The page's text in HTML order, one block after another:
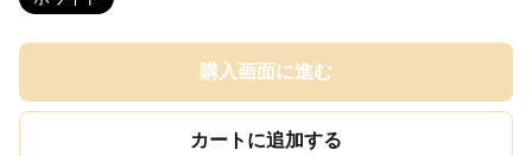
購入画面に進む
カートに追加する